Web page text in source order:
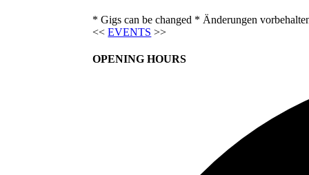
* Gigs can be changed * Änderungen
<<EVENTS >>
OPENING HOURS